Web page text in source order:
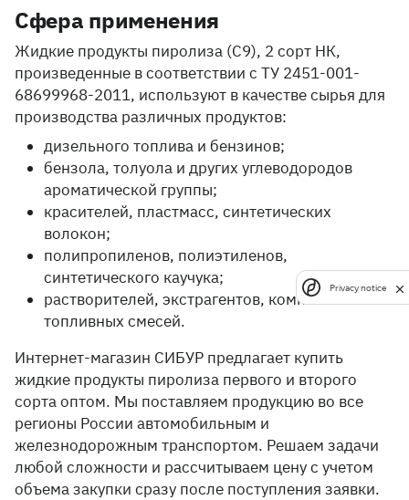
Сфера применения
Жидкие продукты пиролиза (C9), 2 сорт НК,
произведенные в соответствии с ТУ 2451-001-
68699968-2011, используют в качестве сырья для
производства различных продуктов:
дизельного топлива и бензинов;
бензола, толуола и других углеводородов
ароматической группы;
красителей, пластмасс, синтетических
волокон;
полипропиленов, полиэтиленов,
синтетического каучука;
растворителей, экстрагентов, компонентов
топливных смесей.
Интернет-магазин СИБУР предлагает купить
жидкие продукты пиролиза первого и второго
сорта оптом. Мы поставляем продукцию во все
регионы России автомобильным и
железнодорожным транспортом. Решаем задачи
любой сложности и рассчитываем цену с учетом
объема закупки сразу после поступления заявки.
Privacy notice